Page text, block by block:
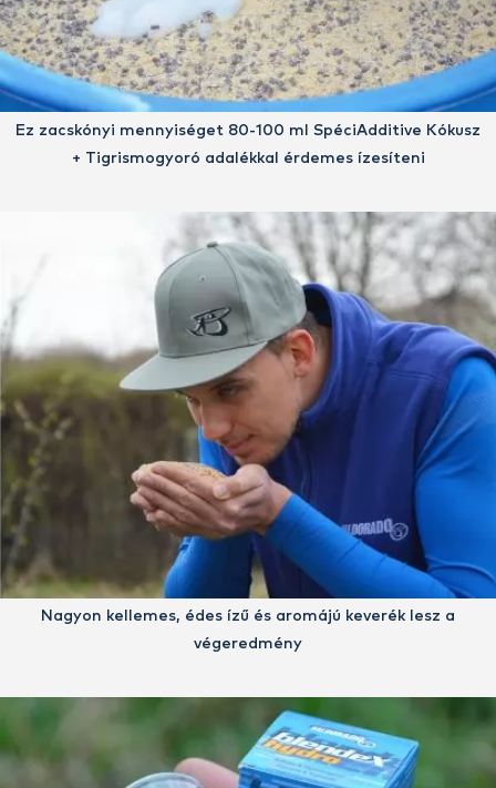
Ez zacskónyi mennyiséget 80-100 ml SpéciAdditive Kókusz
+ Tigrismogyoró adalékkal érdemes ízesíteni
Nagyon kellemes, édes ízű és aromájú keverék lesz a
végeredmény